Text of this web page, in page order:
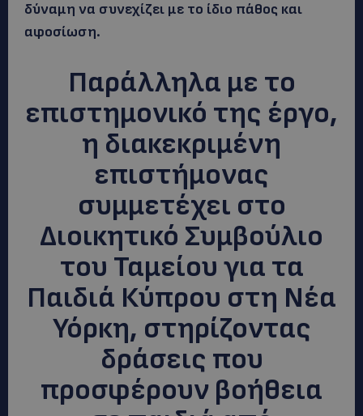
δύναμη να συνεχίζει με το ίδιο πάθος και
αφοσίωση.
Παράλληλα με το
επιστημονικό της έργο,
η διακεκριμένη
επιστήμονας
συμμετέχει στο
Διοικητικό Συμβούλιο
του Ταμείου για τα
Παιδιά Κύπρου στη Νέα
Υόρκη, στηρίζοντας
δράσεις που
προσφέρουν βοήθεια